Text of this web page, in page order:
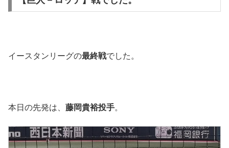
イースタンリーグの最終戦でした。
本日の先発は、 藤岡貴裕投手。